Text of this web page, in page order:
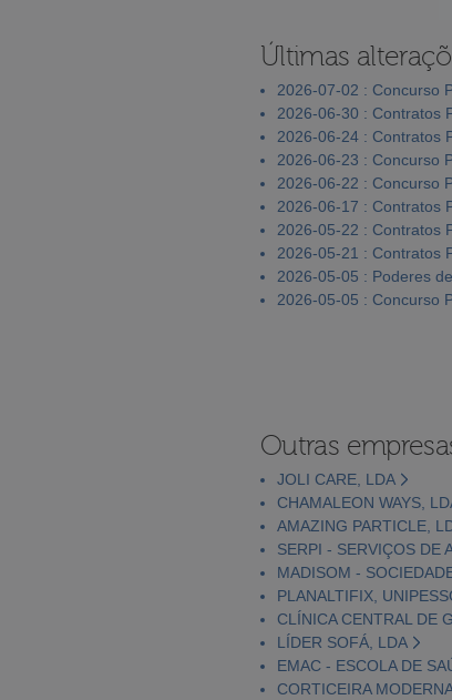
Últimas
2026-07-02 : Concurso
2026-06-30 : Contratos
2026-06-24 : Contratos
2026-06-23 : Concurso
2026-06-22 : Concurso
2026-06-17 : Contratos
2026-05-22 : Contratos
2026-05-21 : Contratos
2026-05-05 : Poderes
2026-05-05 : Concurso
Outras
JOLI CARE, LDA
CHAMALEON WAYS,
AMAZING PARTICLE,
SERPI - SERVIÇOS DE
MADISOM -
PLANALTIFIX,
CLÍNICA CENTRAL DE
LÍDER SOFÁ, LDA
EMAC - ESCOLA DE
CORTICEIRA